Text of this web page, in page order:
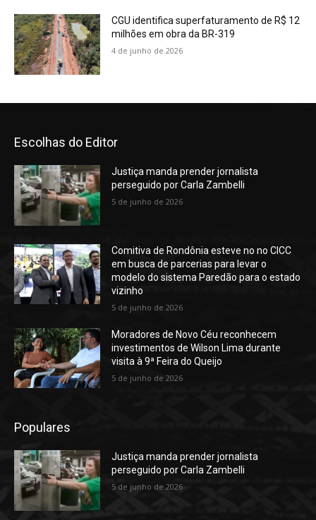
CGU identifica superfaturamento de R$ 12
milhões em obra da BR-319
4 de junho de 2026
Escolhas do Editor
Justiça manda prender jornalista
perseguido por Carla Zambelli
5 de junho de 2026
Comitiva de Rondônia esteve no no CICC
em busca de parcerias para levar o
modelo do sistema Paredão para o estado
vizinho
5 de junho de 2026
Moradores de Novo Céu reconhecem
investimentos de Wilson Lima durante
visita à 9ª Feira do Queijo
5 de junho de 2026
Populares
Justiça manda prender jornalista
perseguido por Carla Zambelli
5 de junho de 2026